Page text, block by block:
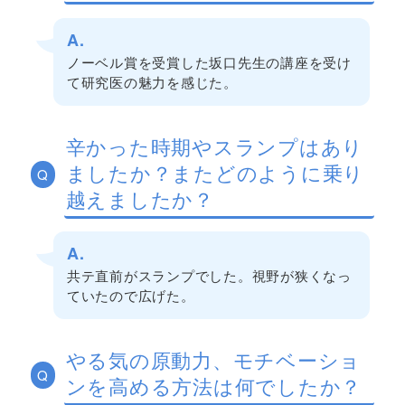
A.
ノーベル賞を受賞した坂口先生の講座を受け
て研究医の魅力を感じた。
Q
辛かった時期やスランプはあり
ましたか？またどのように乗り
越えましたか？
A.
共テ直前がスランプでした。視野が狭くなっ
ていたので広げた。
Q
やる気の原動力、モチベーショ
ンを高める方法は何でしたか？